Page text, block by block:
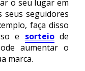
o seu lugar em
seus seguidores
faça disso
e sorteiode
aumentar o
marca.